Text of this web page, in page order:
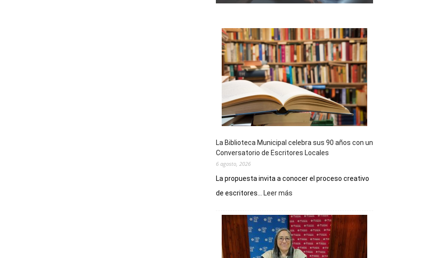
La Biblioteca Municipal celebra sus 90 años con un
Conversatorio de Escritores Locales
6 agosto, 2026
La propuesta invita a conocer el proceso creativo
de escritores...
Leer más
Municipal
celebra
sus
90